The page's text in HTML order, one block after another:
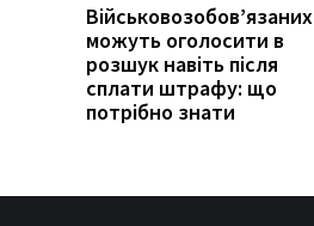
Військовозобов’язаних
можуть оголосити в
розшук навіть після
сплати штрафу: що
потрібно знати